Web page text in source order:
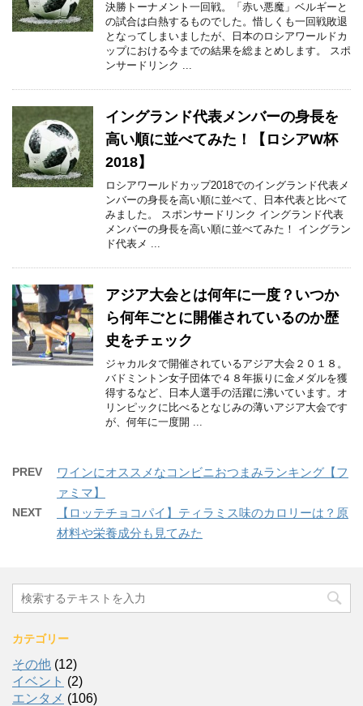
決勝トーナメント一回戦。「赤い悪魔」ベルギーと
の試合は白熱するものでした。惜しくも一回戦敗退
となってしまいましたが、日本のロシアワールドカ
ップにおける今までの結果を総まとめします。 スポ
ンサードリンク ...
イングランド代表メンバーの身長を
高い順に並べてみた！【ロシアW杯
2018】
ロシアワールドカップ2018でのイングランド代表メ
ンバーの身長を高い順に並べて、日本代表と比べて
みました。 スポンサードリンク イングランド代表
メンバーの身長を高い順に並べてみた！ イングラン
ド代表メ ...
アジア大会とは何年に一度？いつか
ら何年ごとに開催されているのか歴
史をチェック
ジャカルタで開催されているアジア大会２０１８。
バドミントン女子団体で４８年振りに金メダルを獲
得するなど、日本人選手の活躍に沸いています。オ
リンピックに比べるとなじみの薄いアジア大会です
が、何年に一度開 ...
PREV
ワインにオススメなコンビニおつまみランキング【フ
ァミマ】
NEXT
【ロッテチョコパイ】ティラミス味のカロリーは？原
材料や栄養成分も見てみた
カテゴリー
その他 (12)
イベント (2)
エンタメ (106)